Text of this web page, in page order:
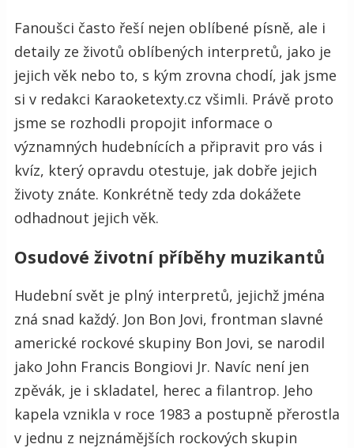
Fanoušci často řeší nejen oblíbené písně, ale i
detaily ze životů oblíbených interpretů, jako je
jejich věk nebo to, s kým zrovna chodí, jak jsme
si v redakci Karaoketexty.cz všimli. Právě proto
jsme se rozhodli propojit informace o
významných hudebnících a připravit pro vás i
kvíz, který opravdu otestuje, jak dobře jejich
životy znáte. Konkrétně tedy zda dokážete
odhadnout jejich věk.
Osudové životní příběhy muzikantů
Hudební svět je plný interpretů, jejichž jména
zná snad každý. Jon Bon Jovi, frontman slavné
americké rockové skupiny Bon Jovi, se narodil
jako John Francis Bongiovi Jr. Navíc není jen
zpěvák, je i skladatel, herec a filantrop. Jeho
kapela vznikla v roce 1983 a postupně přerostla
v jednu z nejznámějších rockových skupin